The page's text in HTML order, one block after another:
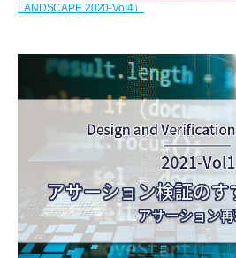
LANDSCAPE 2020-Vol4）